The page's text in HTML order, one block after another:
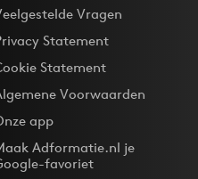
Vragen
Statement
Statement
Voorwaarden
app
Adformatie.nl je
favoriet